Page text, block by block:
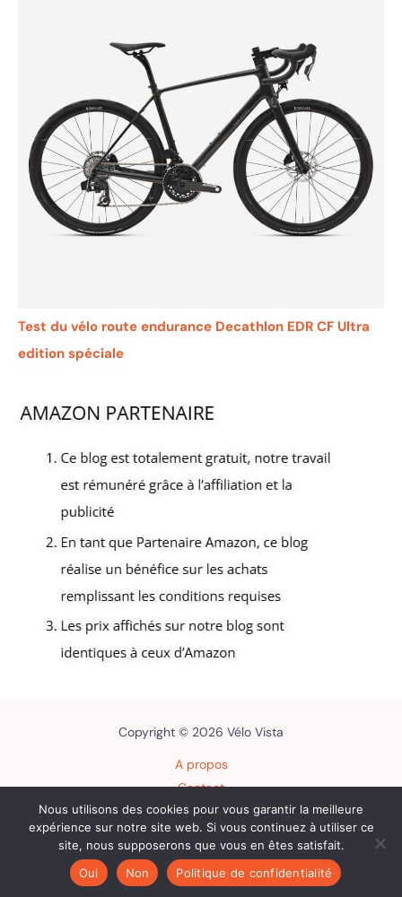
Test du vélo route endurance Decathlon EDR CF Ultra
edition spéciale
Copyright © 2026 Vélo Vista
A propos
Contact
Plan du site
Mentions légales
Politique de confidentialité
Nous utilisons des cookies pour vous garantir la meilleure
expérience sur notre site web. Si vous continuez à utiliser ce
site, nous supposerons que vous en êtes satisfait.
Oui
Non Politique de confidentialité